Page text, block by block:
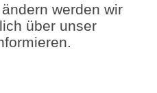
werden wir
über unser